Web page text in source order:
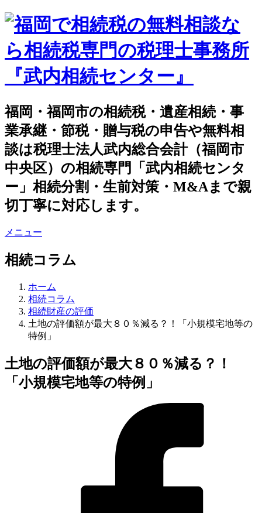
福岡・福岡市の相続税・遺産相続・事
業承継・節税・贈与税の申告や無料相
談は税理士法人武内総合会計（福岡市
中央区）の相続専門「武内相続センタ
ー」相続分割・生前対策・M&Aまで親
切丁寧に対応します。
メニュー
相続コラム
ホーム
相続コラム
相続財産の評価
土地の評価額が最大８０％減る？！「小規模宅地等の
特例」
土地の評価額が最大８０％減る？！
「小規模宅地等の特例」